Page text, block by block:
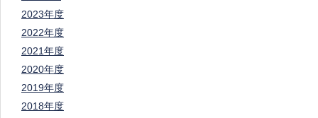
2023年度
2022年度
2021年度
2020年度
2019年度
2018年度